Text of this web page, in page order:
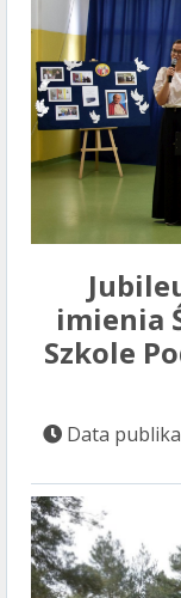
imienia
Szkole
Data